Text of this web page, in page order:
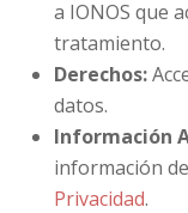
a IONOS que
tratamiento.
Derechos:
datos.
Información
información
Privacidad.